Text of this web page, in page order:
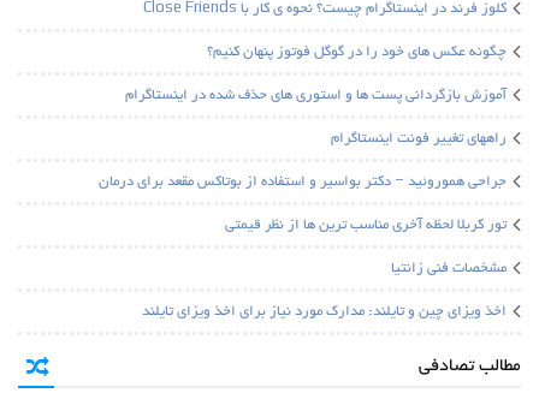
کلوز فرند در اینستاگرام چیست؟ نحوه ی کار با Close Friends
چگونه عکس های خود را در گوگل فوتوز پنهان کنیم؟
آموزش بازگردانی پست ها و استوری های حذف شده در اینستاگرام
راههای تغییر فونت اینستاگرام
جراحی هموروئید – دکتر بواسیر و استفاده از بوتاکس مقعد برای درمان
تور کربلا لحظه آخری مناسب ترین ها از نظر قیمتی
مشخصات فنی زانتیا
اخذ ویزای چین و تایلند: مدارک مورد نیاز برای اخذ ویزای تایلند
مطالب تصادفی